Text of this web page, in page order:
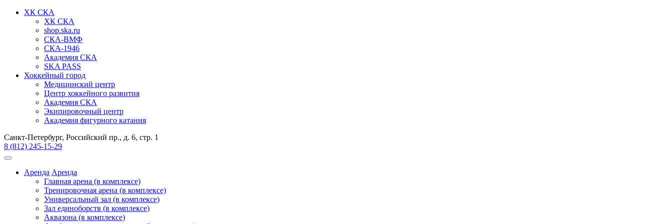
ХК СКА
ХК СКА
shop.ska.ru
СКА-ВМФ
СКА-1946
Академия СКА
SKA PASS
Хоккейный город
Медицинский центр
Центр хоккейного развития
Академия СКА
Экипировочный центр
Академия фигурного катания
Санкт-Петербург, Российский пр., д. 6, стр. 1
8 (812) 245-15-29
Аренда Аренда
Главная арена (в комплексе)
Тренировочная арена (в комплексе)
Универсальный зал (в комплексе)
Зал единоборств (в комплексе)
Аквазона (в комплексе)